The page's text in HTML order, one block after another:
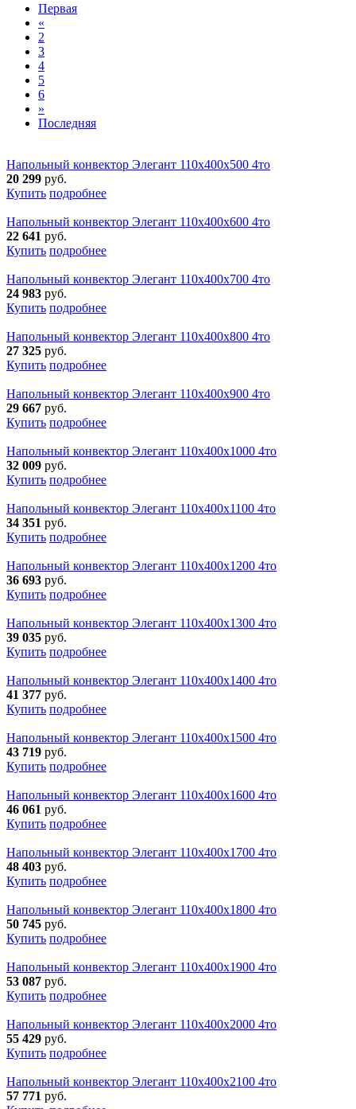
Первая
«
2
3
4
5
6
»
Последняя
Напольный конвектор Элегант 110x400x500 4то
20 299 руб.
Купить подробнее
Напольный конвектор Элегант 110x400x600 4то
22 641 руб.
Купить подробнее
Напольный конвектор Элегант 110x400x700 4то
24 983 руб.
Купить подробнее
Напольный конвектор Элегант 110x400x800 4то
27 325 руб.
Купить подробнее
Напольный конвектор Элегант 110x400x900 4то
29 667 руб.
Купить подробнее
Напольный конвектор Элегант 110x400x1000 4то
32 009 руб.
Купить подробнее
Напольный конвектор Элегант 110x400x1100 4то
34 351 руб.
Купить подробнее
Напольный конвектор Элегант 110x400x1200 4то
36 693 руб.
Купить подробнее
Напольный конвектор Элегант 110x400x1300 4то
39 035 руб.
Купить подробнее
Напольный конвектор Элегант 110x400x1400 4то
41 377 руб.
Купить подробнее
Напольный конвектор Элегант 110x400x1500 4то
43 719 руб.
Купить подробнее
Напольный конвектор Элегант 110x400x1600 4то
46 061 руб.
Купить подробнее
Напольный конвектор Элегант 110x400x1700 4то
48 403 руб.
Купить подробнее
Напольный конвектор Элегант 110x400x1800 4то
50 745 руб.
Купить подробнее
Напольный конвектор Элегант 110x400x1900 4то
53 087 руб.
Купить подробнее
Напольный конвектор Элегант 110x400x2000 4то
55 429 руб.
Купить подробнее
Напольный конвектор Элегант 110x400x2100 4то
57 771 руб.